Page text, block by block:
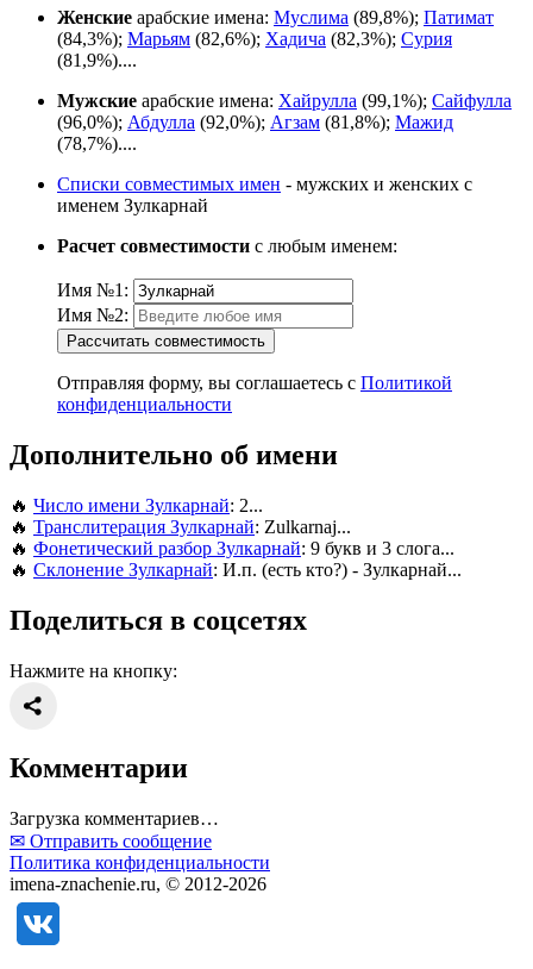
Женские арабские имена: Муслима (89,8%); Патимат
(84,3%); Марьям (82,6%); Хадича (82,3%); Сурия
(81,9%)....
Мужские арабские имена: Хайрулла (99,1%); Сайфулла
(96,0%); Абдулла (92,0%); Агзам (81,8%); Мажид
(78,7%)....
Списки совместимых имен - мужских и женских с
именем Зулкарнай
Расчет совместимости с любым именем:
Имя №1:
Имя №2:
Рассчитать совместимость
Отправляя форму, вы соглашаетесь с Политикой
конфиденциальности
Дополнительно об имени
🔥 Число имени Зулкарнай: 2...
🔥 Транслитерация Зулкарнай: Zulkarnaj...
🔥 Фонетический разбор Зулкарнай: 9 букв и 3 слога...
🔥 Склонение Зулкарнай: И.п. (есть кто?) - Зулкарнай...
Поделиться в соцсетях
Нажмите на кнопку:
Комментарии
Загрузка комментариев…
✉ Отправить сообщение
Политика конфиденциальности
imena-znachenie.ru, © 2012-2026